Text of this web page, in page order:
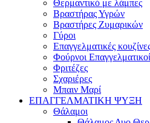
Θερμαντικό με λάμπες
Βραστήρας Υγρών
Βραστήρες Ζυμαρικών
Γύροι
Επαγγελματικές
Φούρνοι Επαγγελματικοί
Φριτέζες
Σχαριέρες
Μπαιν Μαρί
ΕΠΑΓΓΕΛΜΑΤΙΚΗ ΨΥΞΗ
Θάλαμοι